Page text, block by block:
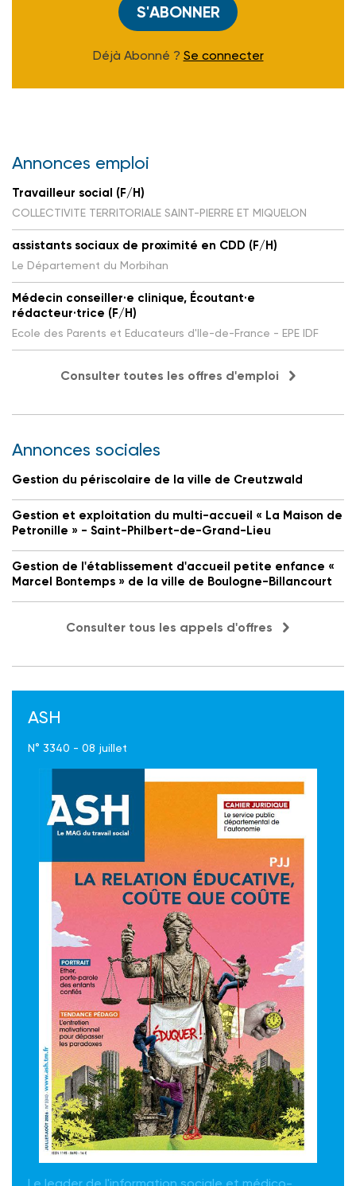
S'ABONNER
Déjà Abonné ? Se connecter
Annonces emploi
Travailleur social (F/H)
COLLECTIVITE TERRITORIALE SAINT-PIERRE ET MIQUELON
assistants sociaux de proximité en CDD (F/H)
Le Département du Morbihan
Médecin conseiller·e clinique, Écoutant·e
rédacteur·trice (F/H)
Ecole des Parents et Educateurs d'Ile-de-France - EPE IDF
Consulter toutes les offres d'emploi
Annonces sociales
Gestion du périscolaire de la ville de Creutzwald
Gestion et exploitation du multi-accueil « La Maison de
Petronille » - Saint-Philbert-de-Grand-Lieu
Gestion de l'établissement d'accueil petite enfance «
Marcel Bontemps » de la ville de Boulogne-Billancourt
Consulter tous les appels d'offres
ASH
N° 3340 - 08 juillet
Le leader de l'information sociale et médico-